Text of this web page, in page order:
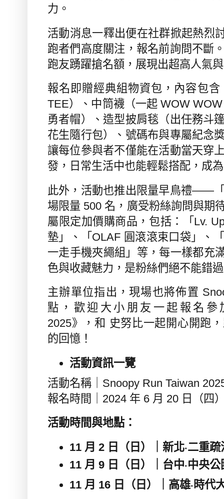
力。
活動消息一釋出便在社群掀起熱烈
跑者們高度關注，報名前詢問不斷
跑友踴躍搶名額，展現出超高人氣
報名即贈經典組物資包，內容包含
TEE）、中筒襪（一起 WOW
勇者帽）、造型披肩毯（出任務斗
花生隨行包）、號碼布與專屬紀念
讓每位參與者不僅能在活動當天穿
發，日常生活中也能輕鬆搭配，成
此外，活動也推出限量早鳥禮——
場限量 500 名，廣受粉絲詢問與期
屬限定加價購商品，包括：「 Lv.
墊」、「 OLAF 圓滾滾束口袋」、
一走手機夾繩組」等，每一樣都充
色與收藏魅力，是粉絲們絕不能錯
主辦單位指出，現場也將佈置
點，歡迎大小朋友一起報名參
2025》，和 史努比一起開心開跑
的回憶！
活動資訊一覽
活動名稱｜ Snoopy Run Taiwan
報名時間｜ 2024 年 6 月 20 日（四
活動時間與地點：
11 月 2 日（日）｜新北‧二重
11 月 9 日（日）｜台中‧中央公
11 月 16 日（日）｜高雄‧時代